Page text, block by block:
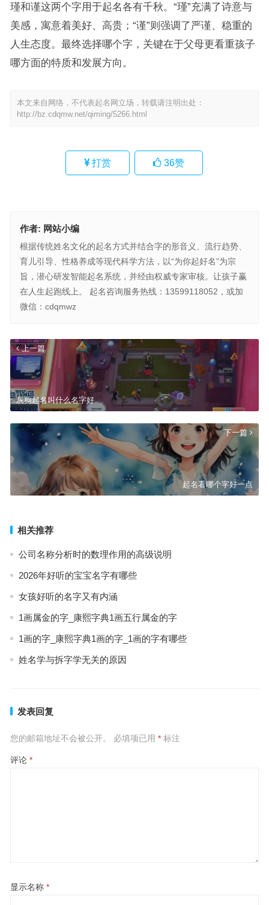
瑾和谨这两个字用于起名各有千秋。“瑾”充满了诗意与
美感，寓意着美好、高贵；“谨”则强调了严谨、稳重的
人生态度。最终选择哪个字，关键在于父母更看重孩子
哪方面的特质和发展方向。
本文来自网络，不代表起名网立场，转载请注明出处：
http://bz.cdqmw.net/qiming/5266.html
打赏 36赞
作者: 网站小编
根据传统姓名文化的起名方式并结合字的形音义、流行趋势、
育儿引导、性格养成等现代科学方法，以“为你起好名”为宗
旨，潜心研发智能起名系统，并经由权威专家审核。让孩子赢
在人生起跑线上。 起名咨询服务热线：13599118052，或加
微信：cdqmwz
上一篇
灰狗起名叫什么名字好
下一篇
起名看哪个字好一点
相关推荐
公司名称分析时的数理作用的高级说明
2026年好听的宝宝名字有哪些
女孩好听的名字又有内涵
1画属金的字_康熙字典1画五行属金的字
1画的字_康熙字典1画的字_1画的字有哪些
姓名学与拆字学无关的原因
发表回复
您的邮箱地址不会被公开。 必填项已用 *标注
评论 *
显示名称 *